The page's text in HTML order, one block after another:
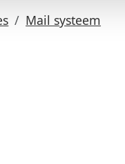
Mail systeem